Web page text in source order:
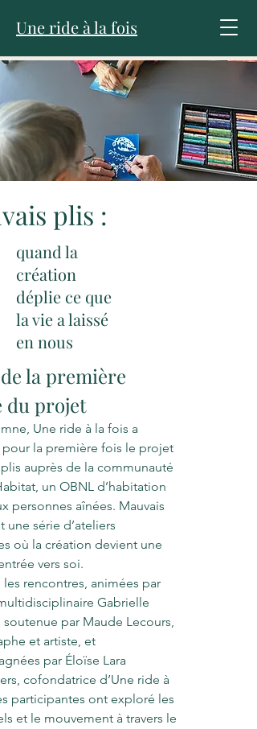
Une ride à la fois
plis :
quand la
création
déplie ce que
la vie a laissé
en nous
la première
du projet
Une ride à la fois a
la première fois le projet
auprès de la communauté
un OBNL d’habitation
personnes aînées. Mauvais
une série d’ateliers
où la création devient une
vers soi.
les rencontres, animées par
Gabrielle
soutenue par Maude Lecours,
et artiste, et
par Éloïse Lara
cofondatrice d’Une ride à
participantes ont exploré les
et le mouvement à travers le